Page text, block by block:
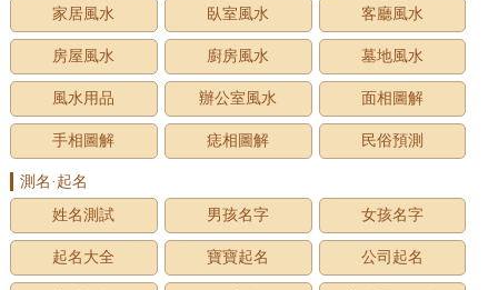
家居風水
臥室風水 客廳風水
房屋風水 廚房風水 墓地風水
風水用品 辦公室風水 面相圖解
手相圖解 痣相圖解 民俗預測
測名·起名
姓名測試
男孩名字 女孩名字
起名大全 寶寶起名 公司起名